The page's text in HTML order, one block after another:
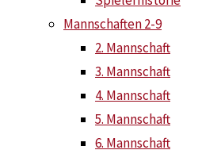
Mannschaften 2-9
2. Mannschaft
3. Mannschaft
4. Mannschaft
5. Mannschaft
6. Mannschaft
Saisonheft 2026 ist online
Saisoneröffnungsradtour
Zweit- und Drittligisten
Juni 2026
Neuzugänge und